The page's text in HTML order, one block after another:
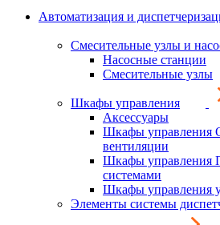
Автоматизация и
Смесительные узлы и
Насосные станции
Смесительные узлы
Шкафы управления
Аксессуары
Шкафы управления
вентиляции
Шкафы управления
системами
Шкафы управления
Элементы системы